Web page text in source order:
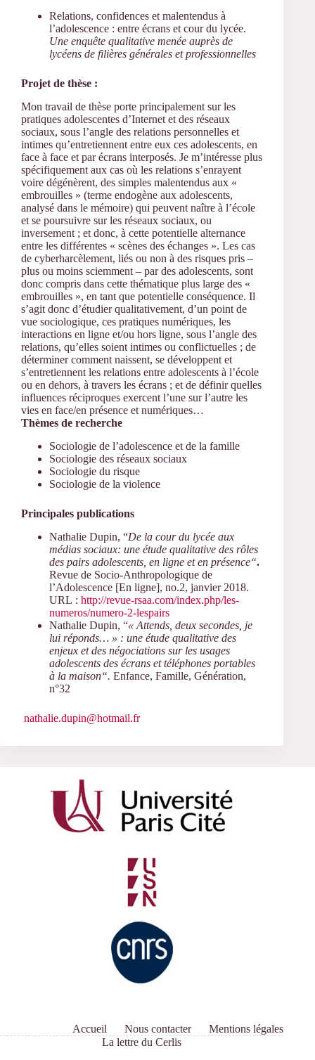
Relations, confidences et malentendus à
l’adolescence : entre écrans et cour du lycée.
Une enquête qualitative menée auprès de
lycéens de filières générales et professionnelles
Projet de thèse :
Mon travail de thèse porte principalement sur les
pratiques adolescentes d’Internet et des réseaux
sociaux, sous l’angle des relations personnelles et
intimes qu’entretiennent entre eux ces adolescents, en
face à face et par écrans interposés. Je m’intéresse plus
spécifiquement aux cas où les relations s’enrayent
voire dégénèrent, des simples malentendus aux «
embrouilles » (terme endogène aux adolescents,
analysé dans le mémoire) qui peuvent naître à l’école
et se poursuivre sur les réseaux sociaux, ou
inversement ; et donc, à cette potentielle alternance
entre les différentes « scènes des échanges ». Les cas
de cyberharcèlement, liés ou non à des risques pris –
plus ou moins sciemment – par des adolescents, sont
donc compris dans cette thématique plus large des «
embrouilles », en tant que potentielle conséquence. Il
s’agit donc d’étudier qualitativement, d’un point de
vue sociologique, ces pratiques numériques, les
interactions en ligne et/ou hors ligne, sous l’angle des
relations, qu’elles soient intimes ou conflictuelles ; de
déterminer comment naissent, se développent et
s’entretiennent les relations entre adolescents à l’école
ou en dehors, à travers les écrans ; et de définir quelles
influences réciproques exercent l’une sur l’autre les
vies en face/en présence et numériques…
Thèmes de recherche
Sociologie de l’adolescence et de la famille
Sociologie des réseaux sociaux
Sociologie du risque
Sociologie de la violence
Principales publications
Nathalie Dupin, “De la cour du lycée aux
médias sociaux: une étude qualitative des rôles
des pairs adolescents, en ligne et en présence“.
Revue de Socio-Anthropologique de
l’Adolescence [En ligne], no.2, janvier 2018.
URL : http://revue-rsaa.com/index.php/les-
numeros/numero-2-lespairs
Nathalie Dupin, “« Attends, deux secondes, je
lui réponds… » : une étude qualitative des
enjeux et des négociations sur les usages
adolescents des écrans et téléphones portables
à la maison“. Enfance, Famille, Génération,
n°32
nathalie.dupin@hotmail.fr
Accueil Nous contacter
Mentions légales
La lettre du Cerlis